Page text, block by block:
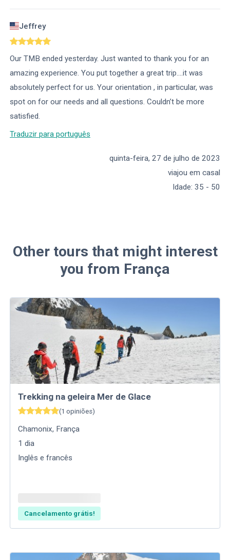
Jeffrey
Our TMB ended yesterday. Just wanted to thank you for an
amazing experience. You put together a great trip….it was
absolutely perfect for us. Your orientation , in particular, was
spot on for our needs and all questions. Couldn’t be more
satisfied.
Traduzir para português
quinta-feira, 27 de julho de 2023
viajou em casal
Idade: 35 - 50
Other tours that might interest
you from França
Trekking na geleira Mer de Glace
(1 opiniões)
Chamonix, França
1 dia
Inglês e francês
Cancelamento grátis!